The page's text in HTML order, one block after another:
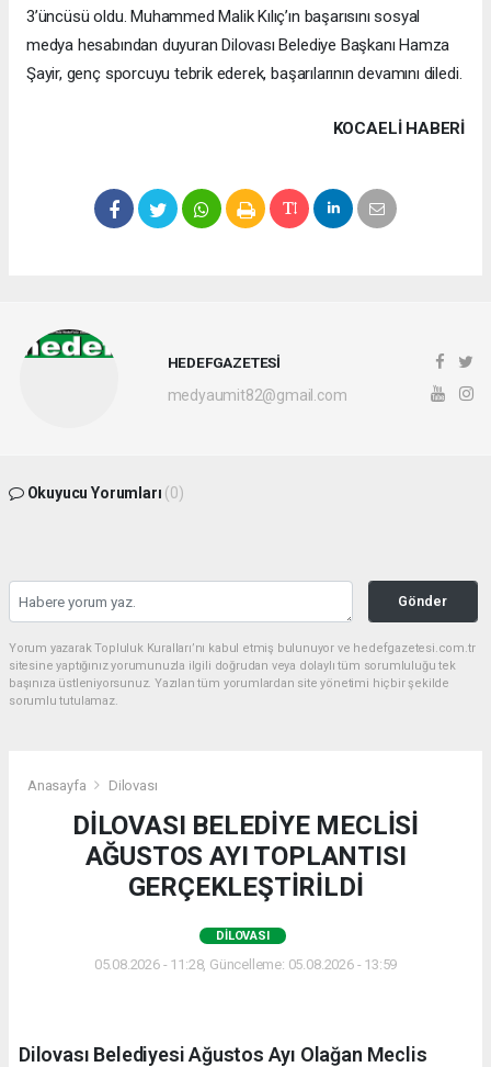
3’üncüsü oldu. Muhammed Malik Kılıç’ın başarısını sosyal
medya hesabından duyuran Dilovası Belediye Başkanı Hamza
Şayir, genç sporcuyu tebrik ederek, başarılarının devamını diledi.
KOCAELI HABERİ
HEDEFGAZETESİ
medyaumit82@gmail.com
Okuyucu Yorumları (0)
Gönder
Yorum yazarak Topluluk Kuralları’nı kabul etmiş bulunuyor ve hedefgazetesi.com.tr
sitesine yaptığınız yorumunuzla ilgili doğrudan veya dolaylı tüm sorumluluğu tek
başınıza üstleniyorsunuz. Yazılan tüm yorumlardan site yönetimi hiçbir şekilde
sorumlu tutulamaz.
Anasayfa Dilovası
DİLOVASI BELEDİYE MECLİSİ
AĞUSTOS AYI TOPLANTISI
GERÇEKLEŞTİRİLDİ
DILOVASI
05.08.2026 - 11:28, Güncelleme: 05.08.2026 - 13:59
Dilovası Belediyesi Ağustos Ayı Olağan Meclis